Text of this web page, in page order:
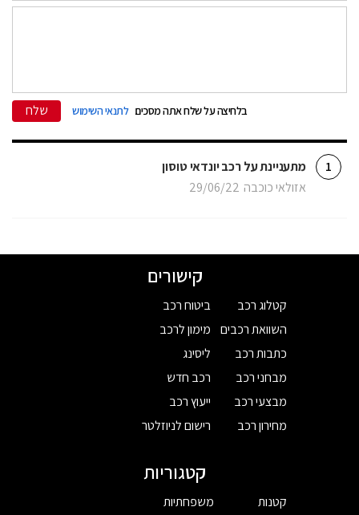
בלחיצה על שלח אתה מסכים לתנאי השימוש שלח
1
מתעניינת על רכב יונדאי טוסון
אזולאי כוכבה 29/06/22
קישורים
קטלוג רכב
השוואת רכבים
כתבות רכב
מבחני רכב
מבצעי רכב
מחירון רכב
ביטוח רכב
מימון לרכב
ליסינג
רכב חדש
ייעוץ רכב
רישום לניוזלטר
קטגוריות
קטנות
משפחתיות